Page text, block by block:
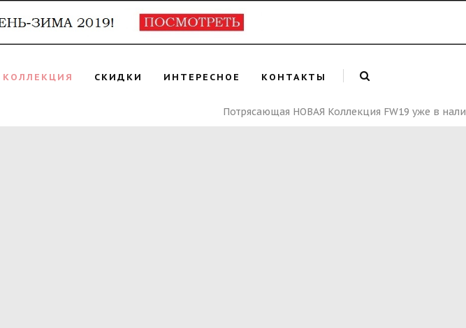
КОЛЛЕКЦИЯ СКИДКИ ИНТЕРЕСНОЕ КОНТАКТЫ
Потрясающая НОВАЯ Коллекция FW19 уже в